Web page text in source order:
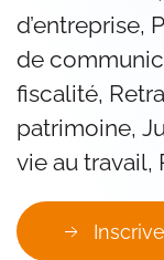
d’entreprise,
de
fiscalité,
patrimoine,
vie au travail,